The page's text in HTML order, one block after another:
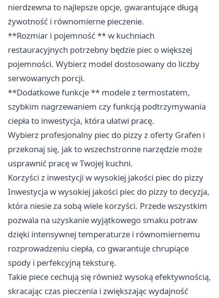
nierdzewna to najlepsze opcje, gwarantujące długą
żywotność i równomierne pieczenie.
**Rozmiar i pojemność ** w kuchniach
restauracyjnych potrzebny będzie piec o większej
pojemności. Wybierz model dostosowany do liczby
serwowanych porcji.
**Dodatkowe funkcje ** modele z termostatem,
szybkim nagrzewaniem czy funkcją podtrzymywania
ciepła to inwestycja, która ułatwi pracę.
Wybierz profesjonalny piec do pizzy z oferty Grafen i
przekonaj się, jak to wszechstronne narzędzie może
usprawnić pracę w Twojej kuchni.
Korzyści z inwestycji w wysokiej jakości piec do pizzy
Inwestycja w wysokiej jakości piec do pizzy to decyzja,
która niesie za sobą wiele korzyści. Przede wszystkim
pozwala na uzyskanie wyjątkowego smaku potraw
dzięki intensywnej temperaturze i równomiernemu
rozprowadzeniu ciepła, co gwarantuje chrupiące
spody i perfekcyjną teksturę.
Takie piece cechują się również wysoką efektywnością,
skracając czas pieczenia i zwiększając wydajność